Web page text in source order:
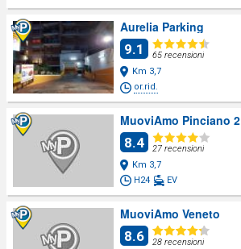
Aurelia Parking
9.1
65 recensioni
Km 3,7
or.rid.
MuoviAmo Pinciano 2
8.4
27 recensioni
Km 3,7
H24
EV
MuoviAmo Veneto
8.6
28 recensioni